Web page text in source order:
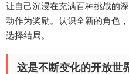
让自己沉浸在充满百种挑战的
动作为奖励。认识全新的角色
选择结局。
这是不断变化的开放世